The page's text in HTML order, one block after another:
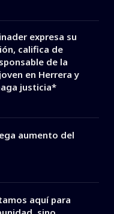
expresa su
califica de
de la
en Herrera y
justicia*
aumento del
aquí para